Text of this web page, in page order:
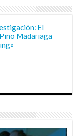
El
Madariaga